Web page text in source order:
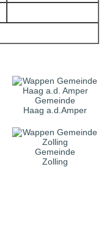
Gemeinde
Haag a.d.Amper
Gemeinde
Zolling